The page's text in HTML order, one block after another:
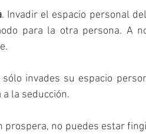
. Invadir el espacio personal
para la otra persona. A
sólo invades su espacio
a la seducción.
prospera, no puedes estar